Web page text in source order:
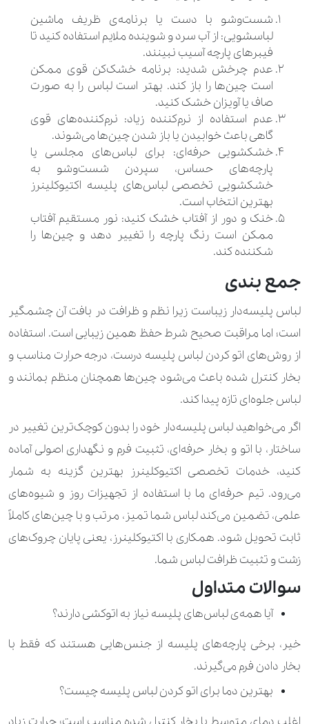
شست‌وشو با دست یا برنامه‌ی ظریف ماشین
لباسشویی: از آب سرد و شوینده‌ ملایم استفاده کنید تا
فیبرهای پارچه آسیب نبینند.
عدم چرخش شدید: برنامه خشک‌کن قوی ممکن
است چین‌ها را باز کند. بهتر است لباس را به صورت
صاف یا آویزان خشک کنید.
عدم استفاده از نرم‌کننده زیاد: نرم‌کننده‌های قوی
گاهی باعث خوابیدن یا باز شدن چین‌ها می‌شوند.
خشکشویی حرفه‌ای: برای لباس‌های مجلسی یا
پارچه‌های حساس، سپردن شست‌وشو به
خشکشویی تخصصی لباس‌های پلیسه‌ اکتیوکلینرز
بهترین انتخاب است.
خنک و دور از آفتاب خشک کنید: نور مستقیم آفتاب
ممکن است رنگ پارچه را تغییر دهد و چین‌ها را
شکننده کند.
جمع بندی
لباس پلیسه‌دار زیباست زیرا نظم و ظرافت در بافت آن چشمگیر
است؛ اما مراقبت صحیح شرط حفظ همین زیبایی است. استفاده
از روش‌های اتو کردن لباس پلیسه درست، درجه حرارت مناسب و
بخار کنترل ‌شده باعث می‌شود چین‌ها همچنان منظم بمانند و
لباس جلوه‌ای تازه پیدا کند.
اگر می‌خواهید لباس پلیسه‌دار خود را بدون کوچک‌ترین تغییر در
ساختار، با اتو و بخار حرفه‌ای، تثبیت فرم و نگهداری اصولی آماده
کنید، خدمات تخصصی اکتیوکلینرز بهترین گزینه به شمار
می‌رود. تیم حرفه‌ای ما با استفاده از تجهیزات روز و شیوه‌های
علمی، تضمین می‌کند لباس شما تمیز، مرتب و با چین‌های کاملاً
ثابت تحویل شود. همکاری با اکتیوکلینرز، یعنی پایان چروک‌های
زشت و تثبیت ظرافت لباس شما.
سوالات متداول
آیا همه‌ی لباس‌های پلیسه نیاز به اتوکشی دارند؟
خیر، برخی پارچه‌های پلیسه از جنس‌هایی هستند که فقط با
بخار دادن فرم می‌گیرند.
بهترین دما برای اتو کردن لباس پلیسه چیست؟